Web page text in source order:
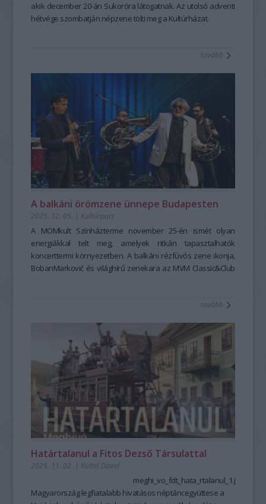
akik december 20-án Sukoróra látogatnak. Az utolsó adventi
hétvége szombatján népzene tölti meg a Kultúrházat.
tovább
A balkáni örömzene ünnepe Budapesten
2025. 12. 05. | Kultúrpart
A MOMkult Színházterme november 25-én ismét olyan
energiákkal telt meg, amelyek ritkán tapasztalhatók
koncerttermi környezetben. A balkáni rézfúvós zene ikonja,
BobanMarković és világhírű zenekara az MVM Classic&Club
balkáni örömzene egész kontinenseket hódít meg. Ezúttal
szaxofonművész, Oláh Kálmán Jr. csatlakozott hozzájuk, új
árnyalatokkal gazdagítva az amúgy is sodró hangzásvilágot.
tovább
Határtalanul a Fitos Dezső Társulattal
2025. 11. 02. | Küttel Dávid
meghi_vo_fdt_hata_rtalanul_1.jpg
Magyarország legfiatalabb hivatásos néptáncegyüttese a